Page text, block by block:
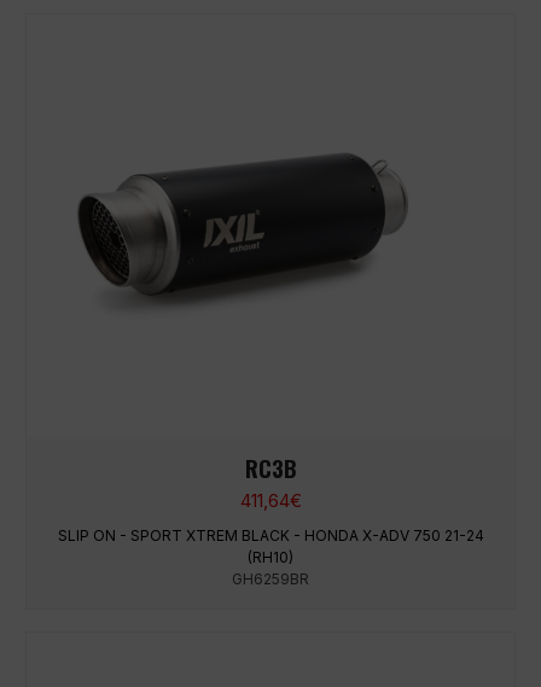
RC3B
411,64€
SLIP ON - SPORT XTREM BLACK - HONDA X-ADV 750 21-24
(RH10)
GH6259BR